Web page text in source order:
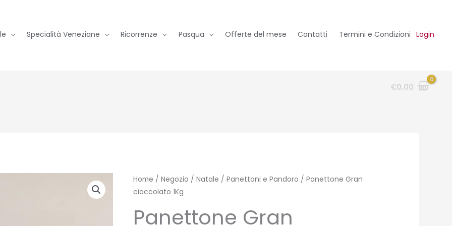
Specialità Veneziane Ricorrenze Pasqua Offerte del mese Contatti Termini e Condizioni Login
€0.00
Home /Negozio /Natale /Panettoni e Pandoro / Panettone Gran
cioccolato 1Kg
Panettone Gran